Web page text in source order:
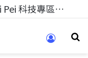
技專區!